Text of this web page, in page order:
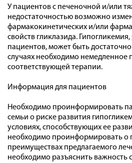
У пациентов с печеночной и/или
недостаточностью возможно
фармакокинетических и/или
свойств гликлазида.
пациентов, может быть
случаях необходимо немедленное
соответствующей терапии.
Информация для пациентов
Необходимо проинформировать
семьи о риске развития
условиях, способствующих ее
необходимо проинформировать о
преимуществах предлагаемого
необходимо разъяснить важность